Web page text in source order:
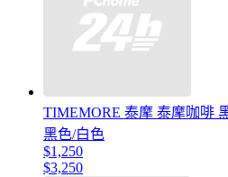
TIMEMORE 泰摩 泰摩咖啡
黑色/白色
$1,250
$3,250